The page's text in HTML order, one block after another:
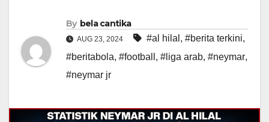
By bela cantika
AUG 23, 2024 #al hilal , #berita terkini,
#beritabola, #football , #liga arab, #neymar,
#neymar jr